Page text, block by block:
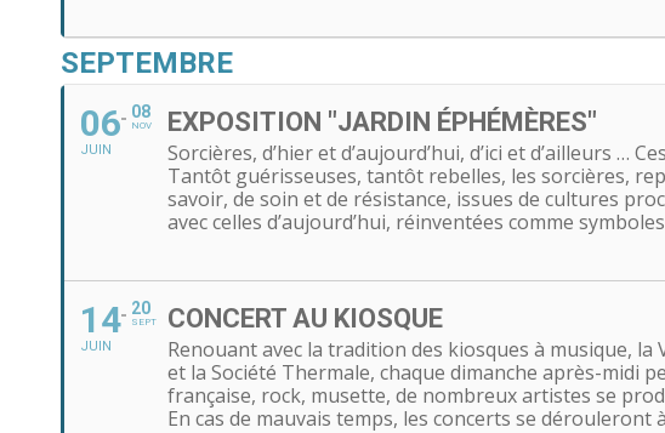
SEPTEMBRE
06
JUIN
08
NOV EXPOSITION "JARDIN ÉPHÉMÈRES"
Sorcières, d’hier et d’aujourd’hui, d’ici et d’ailleurs
Tantôt guérisseuses, tantôt rebelles, les sorcières,
savoir, de soin et de résistance, issues de cultures
avec celles d’aujourd’hui, réinventées comme
14
JUIN
20
SEPT CONCERT AU KIOSQUE
Renouant avec la tradition des kiosques à musique,
et la Société Thermale, chaque dimanche après-midi
française, rock, musette, de nombreux artistes se
En cas de mauvais temps, les concerts se dérouleront